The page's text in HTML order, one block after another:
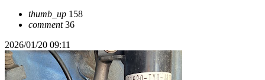
thumb_up 158
comment36
2026/01/20 09:11